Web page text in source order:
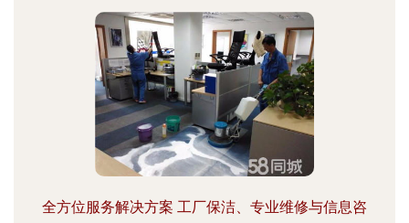
全方位服务解决方案 工厂保洁、专业维修与信息咨